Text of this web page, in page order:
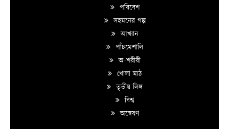
পরিবেশ
সহমনের গল্প
আখ্যান
পাঁচমেশালি
অ-শরীরী
খোলা মাঠ
তৃতীয় লিঙ্গ
বিশ্ব
অন্বেষণ